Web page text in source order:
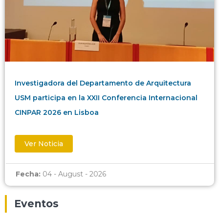
Investigadora del Departamento de Arquitectura
USM participa en la XXII Conferencia Internacional
CINPAR 2026 en Lisboa
Ver Noticia
Fecha: 04 - August - 2026
Eventos